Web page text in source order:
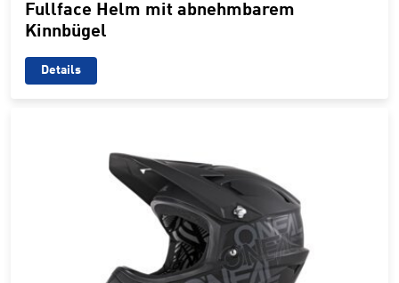
Fullface Helm mit abnehmbarem
Kinnbügel
Details